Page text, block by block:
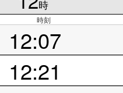
時
時刻
12:07
12:21